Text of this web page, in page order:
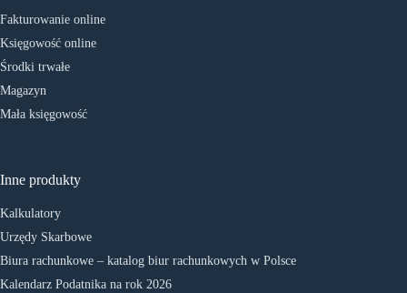
Fakturowanie online
Księgowość online
Środki trwałe
Magazyn
Mała księgowość
Inne produkty
Kalkulatory
Urzędy Skarbowe
Biura rachunkowe – katalog biur rachunkowych w Polsce
Kalendarz Podatnika na rok 2026